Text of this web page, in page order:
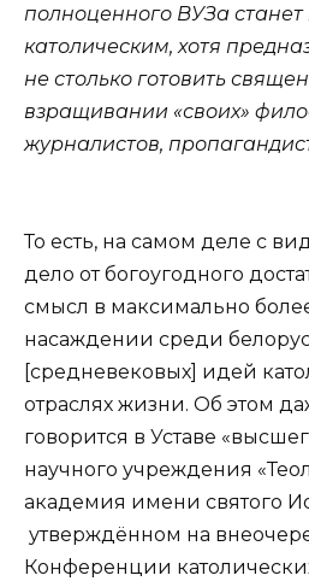
полноценного ВУЗа
католическим, хотя
не столько готовить
взращивании «своих»
журналистов,
То есть, на самом деле с
дело от богоугодного
смысл в максимально
насаждении среди
[средневековых] идей
отраслях жизни. Об этом
говорится в Уставе
научного учреждения
академия имени святого
утверждённом на
Конференции